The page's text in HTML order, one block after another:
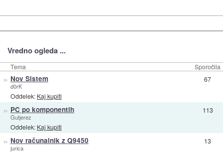
Vredno ogleda ...
Tema Sporočila
» Nov Sistem
d0rK
Oddelek: Kaj kupiti
67
» PC po komponentih
Gutjerez
Oddelek: Kaj kupiti
113
» Nov računalnik z Q9450
jurica
13